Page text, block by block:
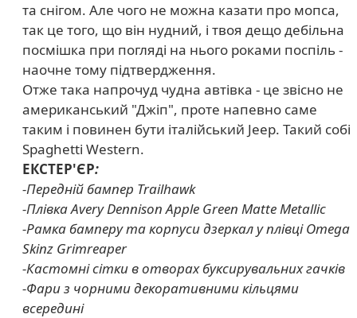
та снігом. Але чого не можна казати про мопса,
так це того, що він нудний, і твоя дещо дебільна
посмішка при погляді на нього роками поспіль -
наочне тому підтвердження.
Отже така напрочуд чудна автівка - це звісно не
американський "Джіп", проте напевно саме
таким і повинен бути італійський Jeep. Такий собі
Spaghetti Western.
ЕКСТЕР'ЄР:
-Передній бампер Trailhawk
-Плівка Avery Dennison Apple Green Matte Metallic
-Рамка бамперу та корпуси дзеркал у плівці Omega
Skinz Grimreaper
-Кастомні сітки в отворах буксирувальних гачків
-Фари з чорними декоративними кільцями
всередині